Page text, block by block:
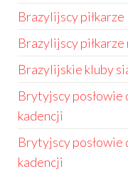
Brazylijscy piłkarze
Brazylijscy
Brazylijskie kluby
Brytyjscy posłowie
kadencji
Brytyjscy posłowie
kadencji